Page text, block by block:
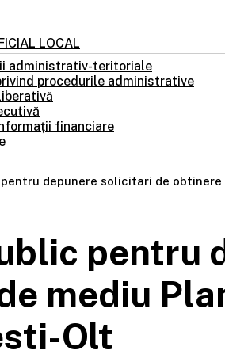
LOCAL
administrativ-teritoriale
procedurile administrative
financiare
depunere solicitari de
pentru
mediu
Olt